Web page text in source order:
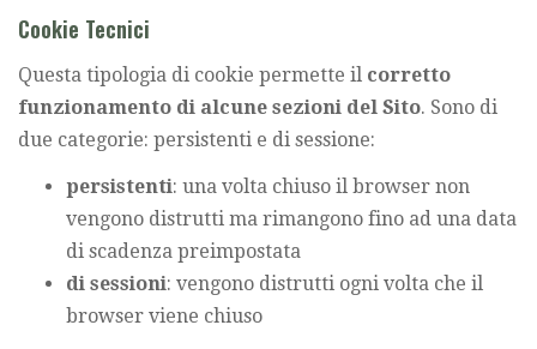
Cookie Tecnici
Questa tipologia di cookie permette il corretto
funzionamento di alcune sezioni del Sito. Sono di
due categorie: persistenti e di sessione:
persistenti: una volta chiuso il browser non
vengono distrutti ma rimangono fino ad una data
di scadenza preimpostata
di sessioni: vengono distrutti ogni volta che il
browser viene chiuso